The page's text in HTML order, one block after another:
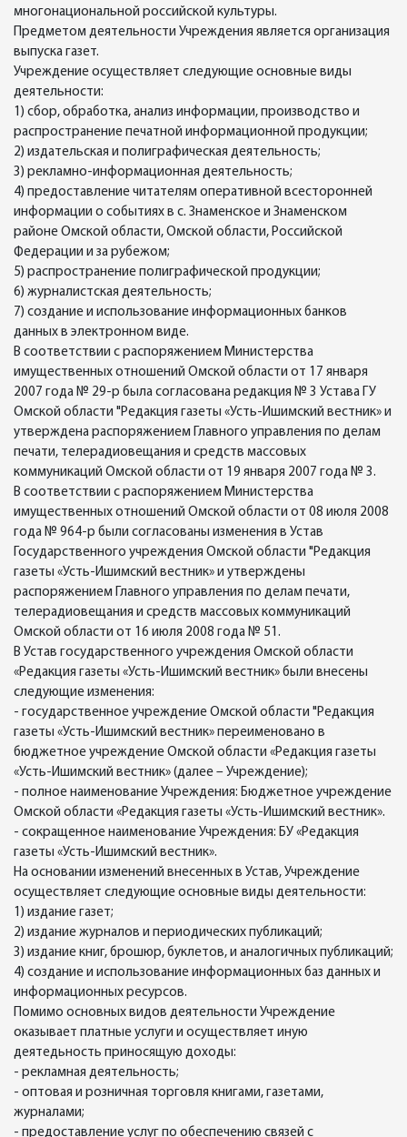
многонациональной российской культуры.
Предметом деятельности Учреждения является организация
выпуска газет.
Учреждение осуществляет следующие основные виды
деятельности:
1) сбор, обработка, анализ информации, производство и
распространение печатной информационной продукции;
2) издательская и полиграфическая деятельность;
3) рекламно-информационная деятельность;
4) предоставление читателям оперативной всесторонней
информации о событиях в с. Знаменское и Знаменском
районе Омской области, Омской области, Российской
Федерации и за рубежом;
5) распространение полиграфической продукции;
6) журналистская деятельность;
7) создание и использование информационных банков
данных в электронном виде.
В соответствии с распоряжением Министерства
имущественных отношений Омской области от 17 января
2007 года № 29-р была согласована редакция № 3 Устава ГУ
Омской области "Редакция газеты «Усть-Ишимский вестник» и
утверждена распоряжением Главного управления по делам
печати, телерадиовещания и средств массовых
коммуникаций Омской области от 19 января 2007 года № 3.
В соответствии с распоряжением Министерства
имущественных отношений Омской области от 08 июля 2008
года № 964-р были согласованы изменения в Устав
Государственного учреждения Омской области "Редакция
газеты «Усть-Ишимский вестник» и утверждены
распоряжением Главного управления по делам печати,
телерадиовещания и средств массовых коммуникаций
Омской области от 16 июля 2008 года № 51.
В Устав государственного учреждения Омской области
«Редакция газеты «Усть-Ишимский вестник» были внесены
следующие изменения:
- государственное учреждение Омской области "Редакция
газеты «Усть-Ишимский вестник» переименовано в
бюджетное учреждение Омской области «Редакция газеты
«Усть-Ишимский вестник» (далее – Учреждение);
- полное наименование Учреждения: Бюджетное учреждение
Омской области «Редакция газеты «Усть-Ишимский вестник».
- сокращенное наименование Учреждения: БУ «Редакция
газеты «Усть-Ишимский вестник».
На основании изменений внесенных в Устав, Учреждение
осуществляет следующие основные виды деятельности:
1) издание газет;
2) издание журналов и периодических публикаций;
3) издание книг, брошюр, буклетов, и аналогичных публикаций;
4) создание и использование информационных баз данных и
информационных ресурсов.
Помимо основных видов деятельности Учреждение
оказывает платные услуги и осуществляет иную
деятедьность приносящую доходы:
- рекламная деятельность;
- оптовая и розничная торговля книгами, газетами,
журналами;
- предоставление услуг по обеспечению связей с